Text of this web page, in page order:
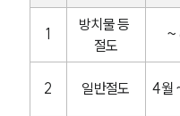
1
방치물 등
절도
~
2 일반절도 4월